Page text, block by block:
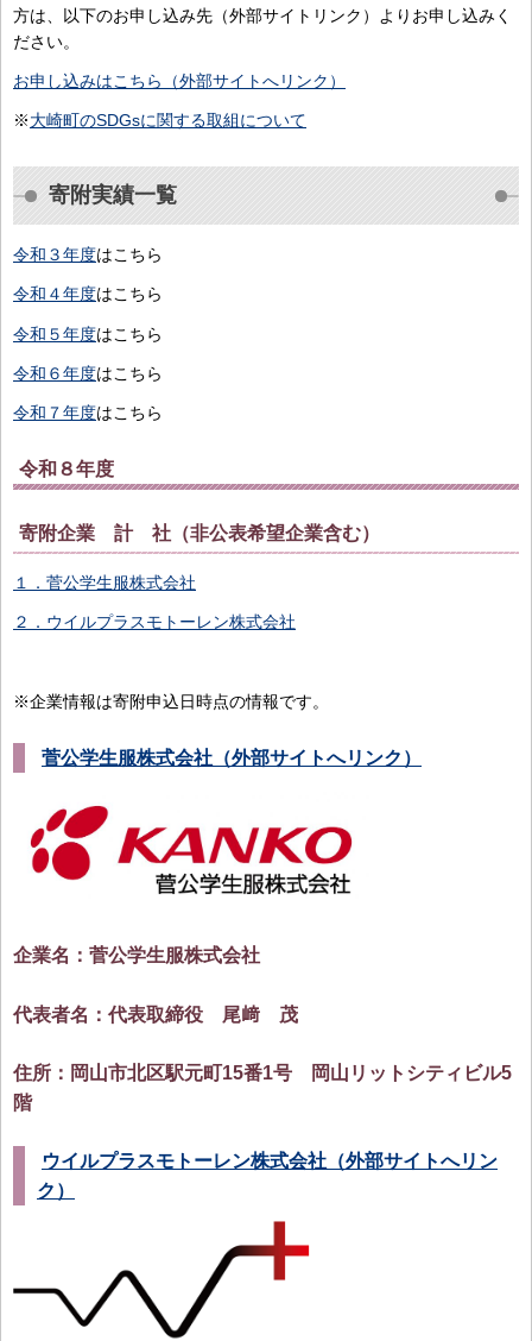
方は、以下のお申し込み先（外部サイトリンク）よりお申し込みく
ださい。
お申し込みはこちら（外部サイトへリンク）
※大崎町のSDGsに関する取組について
寄附実績一覧
令和３年度はこちら
令和４年度はこちら
令和５年度はこちら
令和６年度はこちら
令和７年度はこちら
令和８年度
寄附企業 計 社（非公表希望企業含む）
１．菅公学生服株式会社
２． ウイルプラスモトーレン株式会社
※企業情報は寄附申込日時点の情報です。
菅公学生服株式会社（外部サイトへリンク）
企業名：菅公学生服株式会社
代表者名：代表取締役 尾﨑 茂
住所：岡山市北区駅元町15番1号 岡山リットシティビル5
階
ウイルプラスモトーレン株式会社（外部サイトへリン
ク）